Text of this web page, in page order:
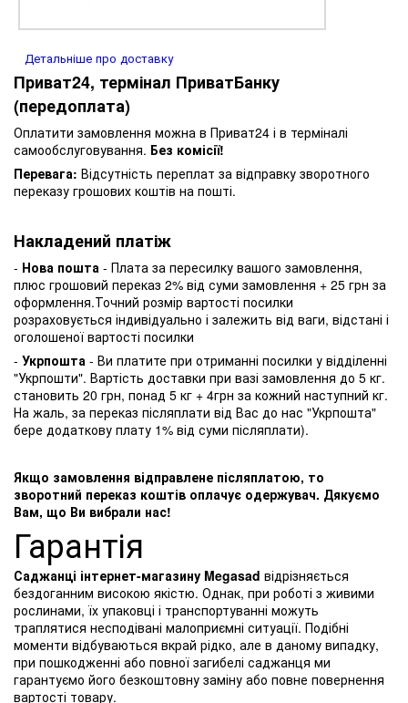
Детальніше про доставку
Приват24, термінал ПриватБанку
(передоплата)
Оплатити замовлення можна в Приват24 і в терміналі
самообслуговування. Без комісії!
Перевага: Відсутність переплат за відправку зворотного
переказу грошових коштів на пошті.
Накладений платіж
- Нова пошта - Плата за пересилку вашого замовлення,
плюс грошовий переказ 2% від суми замовлення + 25 грн за
оформлення.Точний розмір вартості посилки
розраховується індивідуально і залежить від ваги, відстані і
оголошеної вартості посилки
- Укрпошта - Ви платите при отриманні посилки у відділенні
"Укрпошти". Вартість доставки при вазі замовлення до 5 кг.
становить 20 грн, понад 5 кг + 4грн за кожний наступний кг.
На жаль, за переказ післяплати від Вас до нас "Укрпошта"
бере додаткову плату 1% від суми післяплати).
Якщо замовлення відправлене післяплатою, то
зворотний переказ коштів оплачує одержувач. Дякуємо
Вам, що Ви вибрали нас!
Гарантія
Саджанці інтернет-магазину Megasad відрізняється
бездоганним високою якістю. Однак, при роботі з живими
рослинами, їх упаковці і транспортуванні можуть
траплятися несподівані малоприємні ситуації. Подібні
моменти відбуваються вкрай рідко, але в даному випадку,
при пошкодженні або повної загибелі саджанця ми
гарантуємо його безкоштовну заміну або повне повернення
вартості товару.